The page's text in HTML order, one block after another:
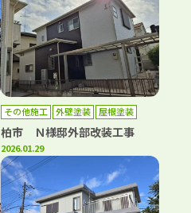
その他施工 外壁塗装 屋根塗装
柏市 Ｎ様邸外部改装工事
2026.01.29